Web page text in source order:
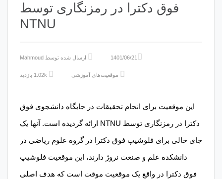
فوق دکترا در رمزنگاری توسط
NTNU
1401/06/21 ارسال شده توسط Mahmoud
موقعیت‌های آموزشی
این موقعیت برای انجام تحقیقات در جایگاه دانشجوی فوق
دکترا در رمزنگاری توسط NTNU ارائه گردیده است. آنها یک
جای خالی برای فلوشیپ فوق دکترا در گروه علوم ریاضی در
دانشکده علم و صنعت نروژ دارند، این موقعیت فلوشیپ
فوق دکترا در واقع یک موقعیت موقت است که هدف اصلی